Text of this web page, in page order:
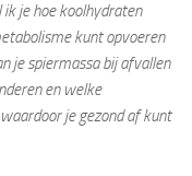
je hoe koolhydraten
kunt opvoeren
je spiermassa bij afvallen
en welke
je gezond af kunt